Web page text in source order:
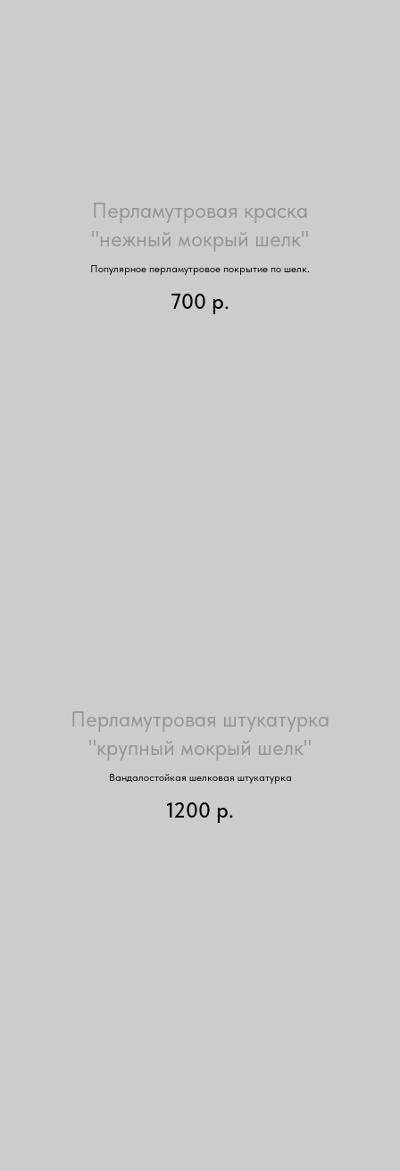
Перламутровая краска
"нежный мокрый шелк"
Популярное перламутровое покрытие по шелк.
700 р.
Перламутровая штукатурка
"крупный мокрый шелк"
Вандалостойкая шелковая штукатурка
1200 р.